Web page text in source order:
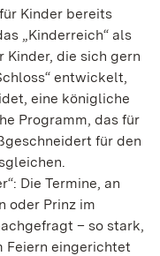
Kinder bereits
„Kinderreich“ als
Kinder, die sich gern
entwickelt,
eine königliche
Programm, das für
für den
Die Termine, an
oder Prinz im
– so stark,
Feiern eingerichtet